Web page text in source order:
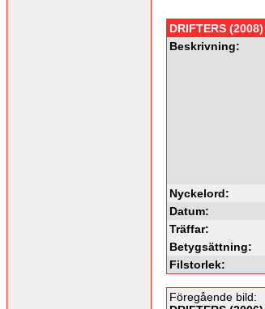
DRIFTERS (2008)
Beskrivning:
Nyckelord:
Datum:
Träffar:
Betygsättning:
Filstorlek:
Föregående bild: